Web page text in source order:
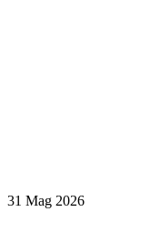
31 Mag 2026